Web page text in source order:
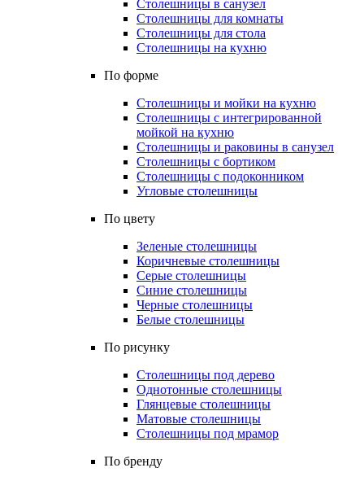
Столешницы в санузел
Столешницы для комнаты
Столешницы для стола
Столешницы на кухню
По форме
Столешницы и мойки на кухню
Столешницы с интегрированной
мойкой на кухню
Столешницы и раковины в санузел
Столешницы с бортиком
Столешницы с подоконником
Угловые столешницы
По цвету
Зеленые столешницы
Коричневые столешницы
Серые столешницы
Синие столешницы
Черные столешницы
Белые столешницы
По рисунку
Столешницы под дерево
Однотонные столешницы
Глянцевые столешницы
Матовые столешницы
Столешницы под мрамор
По бренду